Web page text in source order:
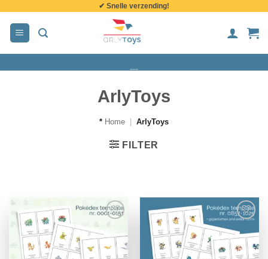
inhoud
✔ Snelle verzending!
ArlyToys
* Home ArlyToys
FILTER